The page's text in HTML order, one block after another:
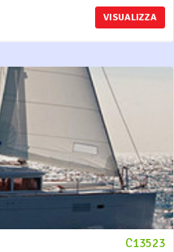
VISUALIZZA
C13523